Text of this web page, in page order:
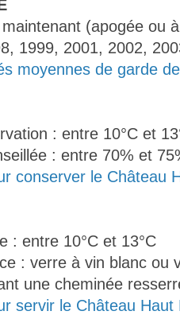
(apogée ou
1999, 2001, 2002,
moyennes de garde
: entre 10°C et
: entre 70% et
conserver le Château
: entre 10°C et 13°C
: verre à vin blanc ou
une cheminée
servir le Château Haut